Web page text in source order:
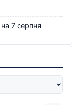
на 7 серпня